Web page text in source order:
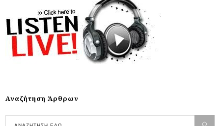
Αναζήτηση Άρθρων